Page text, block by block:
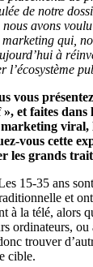
de notre
, nous avons
marketing qui,
à
l’écosystème
vous
et faites dans
viral,
vous cette
les grands
15-35 ans
et
à la télé, alors
ordinateurs, ou
trouver
cible.